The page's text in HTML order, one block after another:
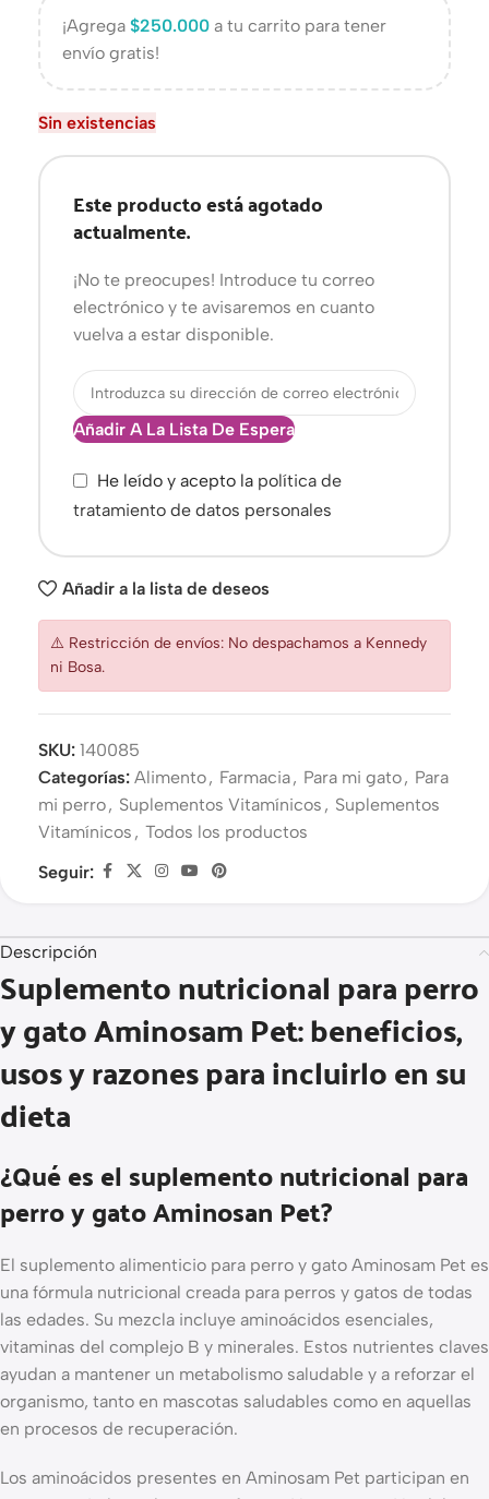
¡Agrega $250.000 a tu carrito para tener
envío gratis!
Sin existencias
Este producto está agotado
actualmente.
¡No te preocupes! Introduce tu correo
electrónico y te avisaremos en cuanto
vuelva a estar disponible.
Añadir A La Lista De Espera
He leído y acepto la política de
tratamiento de datos personales
Añadir a la lista de deseos
⚠️ Restricción de envíos: No despachamos a Kennedy
ni Bosa.
SKU: 140085
Categorías: Alimento, Farmacia, Para mi gato, Para
mi perro, Suplementos Vitamínicos , Suplementos
Vitamínicos , Todos los productos
Seguir:
Descripción
Suplemento nutricional para perro
y gato Aminosam Pet: beneficios,
usos y razones para incluirlo en su
dieta
¿Qué es el suplemento nutricional para
perro y gato Aminosan Pet?
El suplemento alimenticio para perro y gato Aminosam Pet es
una fórmula nutricional creada para perros y gatos de todas
las edades. Su mezcla incluye aminoácidos esenciales,
vitaminas del complejo B y minerales. Estos nutrientes claves
ayudan a mantener un metabolismo saludable y a reforzar el
organismo, tanto en mascotas saludables como en aquellas
en procesos de recuperación.
Los aminoácidos presentes en Aminosam Pet participan en